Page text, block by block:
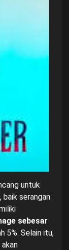
untuk
baik serangan
sebesar
5%. Selain itu,